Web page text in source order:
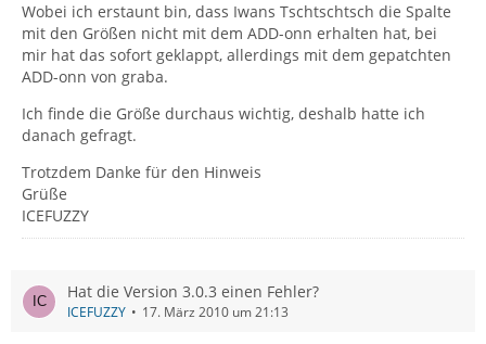
Wobei ich erstaunt bin, dass Iwans Tschtschtsch die Spalte
mit den Größen nicht mit dem ADD-onn erhalten hat, bei
mir hat das sofort geklappt, allerdings mit dem gepatchten
ADD-onn von graba.
Ich finde die Größe durchaus wichtig, deshalb hatte ich
danach gefragt.
Trotzdem Danke für den Hinweis
Grüße
ICEFUZZY
Hat die Version 3.0.3 einen Fehler?
ICEFUZZY 17. März 2010 um 21:13